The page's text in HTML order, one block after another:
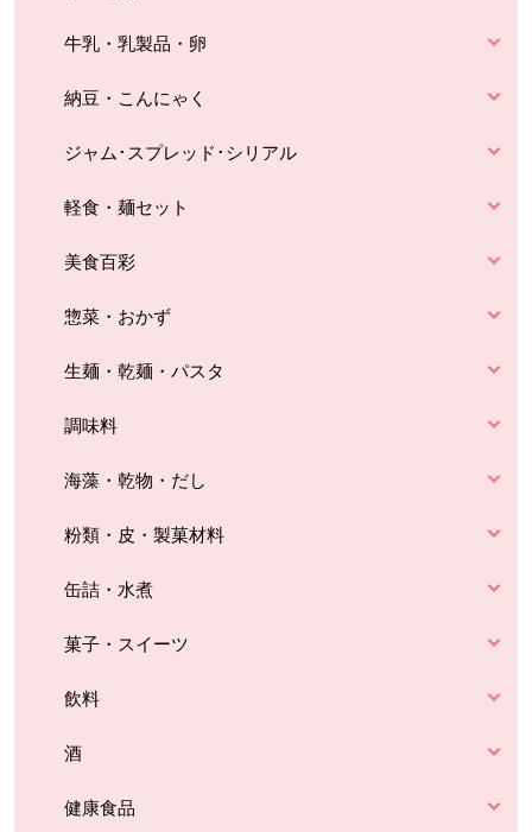
牛乳・乳製品・卵
納豆・こんにゃく
ジャム･スプレッド･シリアル
軽食・麺セット
美食百彩
惣菜・おかず
生麺・乾麺・パスタ
調味料
海藻・乾物・だし
粉類・皮・製菓材料
缶詰・水煮
菓子・スイーツ
飲料
酒
健康食品